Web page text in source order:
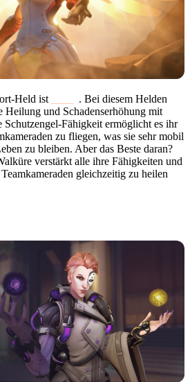
Held ist
. Bei diesem Helden
Heilung und Schadenserhöhung mit
Schutzengel-Fähigkeit ermöglicht es ihr
zu fliegen, was sie sehr mobil
zu bleiben. Aber das Beste daran?
verstärkt alle ihre Fähigkeiten und
gleichzeitig zu heilen